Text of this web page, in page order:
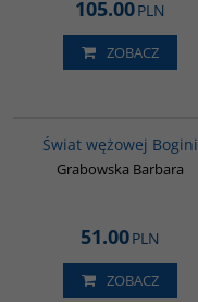
105.00PLN
ZOBACZ
Świat wężowej Bogini
Grabowska Barbara
51.00PLN
ZOBACZ